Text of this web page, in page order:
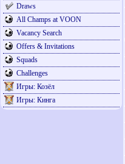
Draws
All Champs at VOON
Vacancy Search
Offers & Invitations
Squads
Challenges
Игры: Козёл
Игры: Кинга